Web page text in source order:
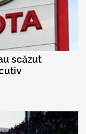
scăzut